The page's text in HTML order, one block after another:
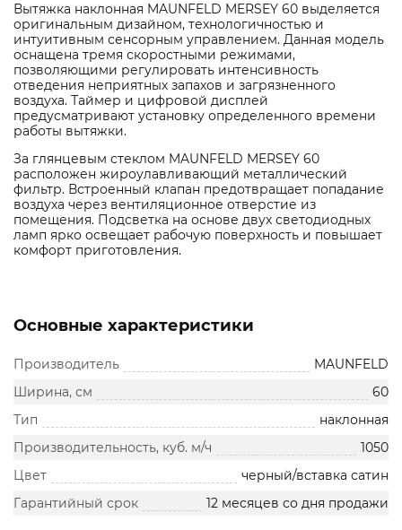
Вытяжка наклонная MAUNFELD MERSEY 60 выделяется
оригинальным дизайном, технологичностью и
интуитивным сенсорным управлением. Данная модель
оснащена тремя скоростными режимами,
позволяющими регулировать интенсивность
отведения неприятных запахов и загрязненного
воздуха. Таймер и цифровой дисплей
предусматривают установку определенного времени
работы вытяжки.
За глянцевым стеклом MAUNFELD MERSEY 60
расположен жироулавливающий металлический
фильтр. Встроенный клапан предотвращает попадание
воздуха через вентиляционное отверстие из
помещения. Подсветка на основе двух светодиодных
ламп ярко освещает рабочую поверхность и повышает
комфорт приготовления.
Основные характеристики
Производитель
MAUNFELD
Ширина, см
60
Тип
наклонная
Производительность, куб. м/ч
1050
Цвет
черный/вставка сатин
Гарантийный срок
12 месяцев со дня продажи